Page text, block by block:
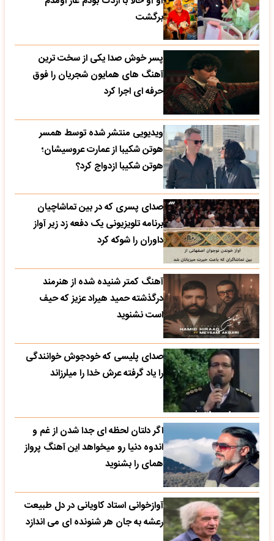
برگشت
پسر خوش صدا یکی از سخت ترین
آهنگ های همایون شجریان را فوق
حرفه ای اجرا کرد
ویدیویی منتشر شده توسط همسر
هوتن شکیبا از عمارت عروسیشان؛
هوتن شکیبا ازدواج کرد؟
صدای پسری که در بین تماشاچیان
برنامه تلویزیونی یک دفعه زد زیر آواز
داوران را شوکه کرد
آهنگ کمتر شنیده شده از هنرمند
درگذشته حمید هیراد عزیز که حیف
است نشنوید
صدای پلیسی که خودجوش خوانندگی
را یاد گرفته عرش خدا را میلرزاند
اگر دلتان لحظه ای جدا شدن از غم و
اندوه دنیا رو میخواهد این آهنگ پرواز
همای را بشنوید
آوازخوانی استاد کاویانی در دل طبیعت
رعشه به جان هر شنونده ای می اندازد